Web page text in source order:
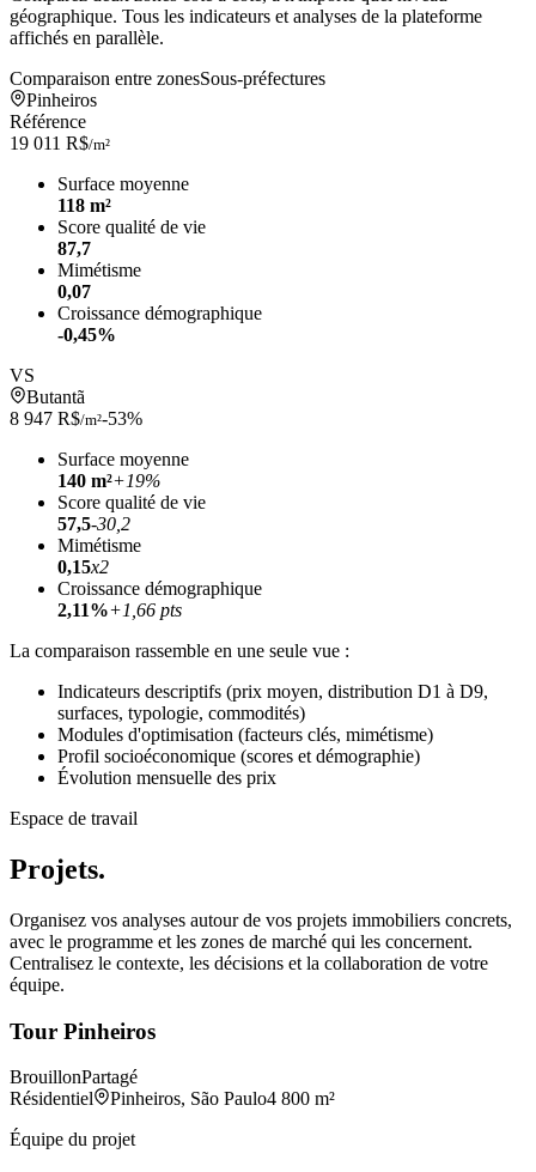
géographique. Tous les indicateurs et analyses de la plateforme
affichés en parallèle.
Comparaison entre zonesSous-préfectures
Pinheiros
Référence
19 011 R$/m²
Surface moyenne
118 m²
Score qualité de vie
87,7
Mimétisme
0,07
Croissance démographique
-0,45%
VS
Butantã
8 947 R$/m²-53%
Surface moyenne
140 m²+19%
Score qualité de vie
57,5-30,2
Mimétisme
0,15x2
Croissance démographique
2,11%+1,66 pts
La comparaison rassemble en une seule vue :
Indicateurs descriptifs (prix moyen, distribution D1 à D9,
surfaces, typologie, commodités)
Modules d'optimisation (facteurs clés, mimétisme)
Profil socioéconomique (scores et démographie)
Évolution mensuelle des prix
Espace de travail
Projets.
Organisez vos analyses autour de vos projets immobiliers concrets,
avec le programme et les zones de marché qui les concernent.
Centralisez le contexte, les décisions et la collaboration de votre
équipe.
Tour Pinheiros
BrouillonPartagé
Résidentiel
Pinheiros, São Paulo4 800 m²
Équipe du projet